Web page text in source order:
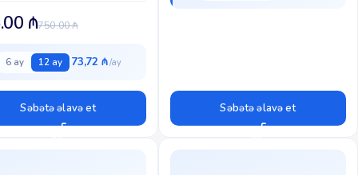
DESFire/FeliCa | 13.56MHz
750.00₼
₼
6 ay 12 ay 73,72 ₼
Səbətə əlavə et Səbətə əlavə et